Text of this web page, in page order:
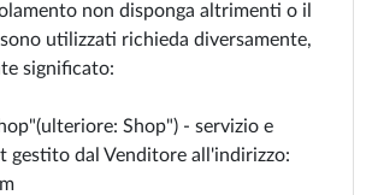
non disponga altrimenti o il
utilizzati richieda diversamente,
significato:
Shop") - servizio e
gestito dal Venditore all'indirizzo: